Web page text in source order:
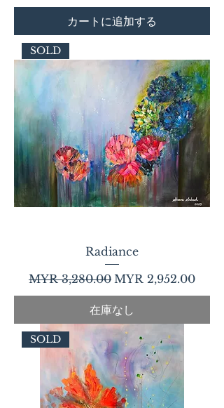
カートに追加する
SOLD
Radiance
通常価格
MYR 3,280.00 セール価格
MYR 2,952.00
在庫なし
SOLD